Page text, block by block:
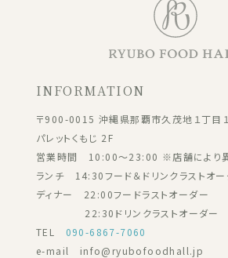
INFORMATION
〒900-0015 沖縄県那覇市久茂地１丁目
パレットくもじ 2F
営業時間 10:00～23:00 ※店舗により
ランチ 14:30フード＆ドリンクラストオー
ディナー 22:00フードラストオーダー
22:30ドリンクラストオーダー
TEL 090-6867-7060
e-mail info@ryubofoodhall.jp